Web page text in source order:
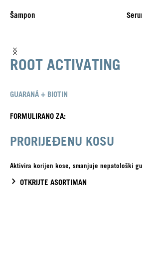
Šampon
ROOT ACTIVATING
GUARANÁ + BIOTIN
FORMULIRANO ZA:
PRORIJEĐENU KOSU
Aktivira korijen kose, smanjuje nepatološki
OTKRIJTE ASORTIMAN